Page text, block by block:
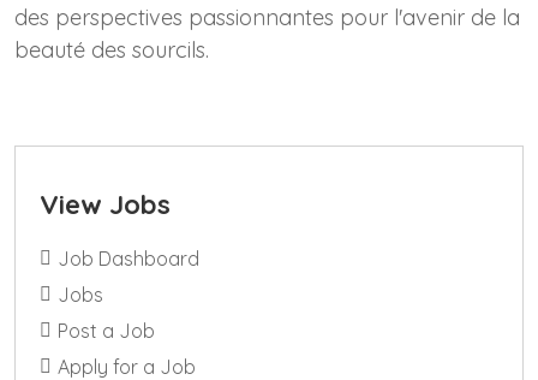
des perspectives passionnantes pour l'avenir de la
beauté des sourcils.
View Jobs
Job Dashboard
Jobs
Post a Job
Apply for a Job